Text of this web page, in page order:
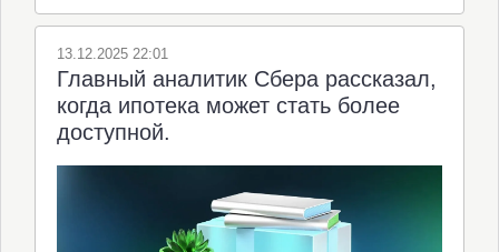
13.12.2025 22:01
Главный аналитик Сбера рассказал,
когда ипотека может стать более
доступной.